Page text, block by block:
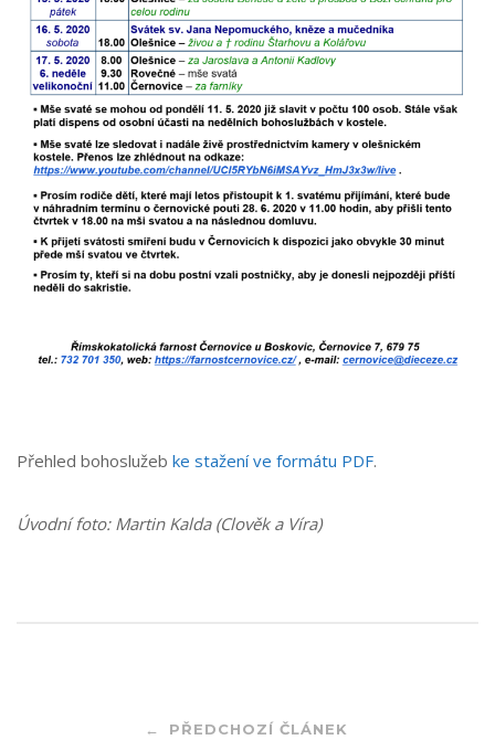
Přehled bohoslužeb ke stažení ve formátu PDF.
Úvodní foto: Martin Kalda (Clověk a Víra)
← PŘEDCHOZÍ ČLÁNEK